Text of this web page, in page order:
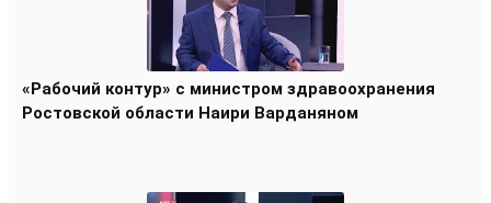
«Рабочий контур» с министром здравоохранения
Ростовской области Наири Варданяном